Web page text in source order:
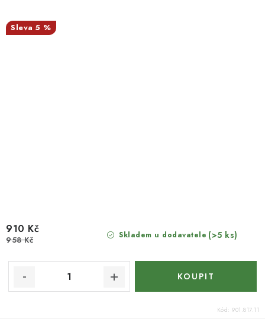
5 %
Skladem u dodavatele (>5 ks)
910 Kč
958 Kč
Kód: 901.817.11